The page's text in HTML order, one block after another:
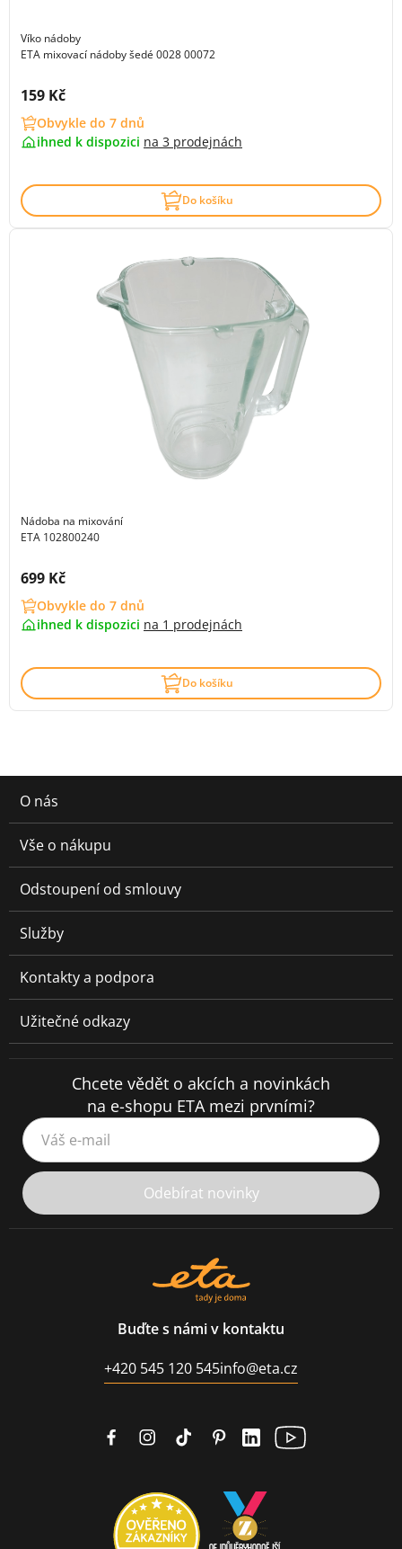
Víko nádoby
ETA mixovací nádoby šedé 0028 00072
Cena s DPH:
159 Kč
Obvykle do 7 dnů
ihned k dispozici na 3 prodejnách
Do košíku
Nádoba na mixování
ETA 102800240
Cena s DPH:
699 Kč
Obvykle do 7 dnů
ihned k dispozici na 1 prodejnách
Do košíku
O nás
Vše o nákupu
Odstoupení od smlouvy
Služby
Kontakty a podpora
Užitečné odkazy
Chcete vědět o akcích a novinkách
na e-shopu ETA mezi prvními?
Váš e-mail
Odebírat novinky
Buďte s námi v kontaktu
+420 545 120 545info@eta.cz